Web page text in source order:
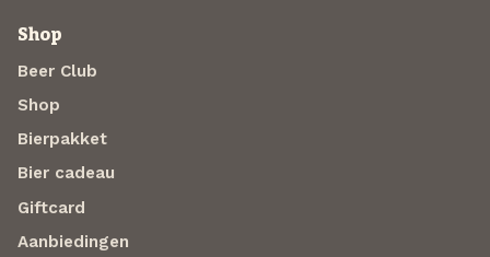
Shop
Beer Club
Shop
Bierpakket
Bier cadeau
Giftcard
Aanbiedingen